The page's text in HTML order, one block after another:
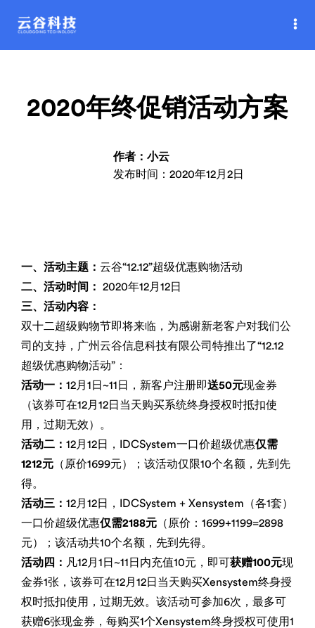
2020年终促销活动方案
作者：小云
发布时间：2020年12月2日
一、活动主题： 云谷“12.12”超级优惠购物活动
二、活动时间：
2020年12月12日
三、活动内容：
双十二超级购物节即将来临，为感谢新老客户对我们公
司的支持，广州云谷信息科技有限公司特推出了“12.12
超级优惠购物活动”：
活动一： 12月1日~11日，新客户注册即送50元现金券
（该券可在12月12日当天购买系统终身授权时抵扣使
用，过期无效）。
活动二： 12月12日，IDCSystem一口价超级优惠仅需
1212元 （原价1699元）；该活动仅限10个名额，先到先
得。
活动三： 12月12日，IDCSystem + Xensystem（各1套）
一口价超级优惠仅需2188元 （原价：1699+1199=2898
元）；该活动共10个名额，先到先得。
活动四： 凡12月1日~11日内充值10元，即可 获赠100元现
金券1张，该券可在12月12日当天购买Xensystem终身授
权时抵扣使用，过期无效。该活动可参加6次，最多可
获赠6张现金券，每购买1个Xensystem终身授权可使用1